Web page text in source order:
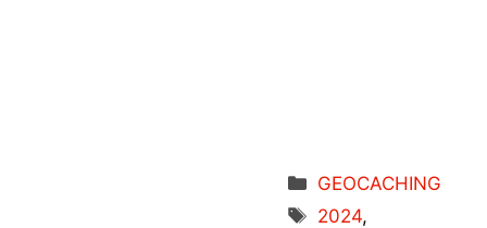
Kategorien
GEOCACHING
Schlagwörter
2024,